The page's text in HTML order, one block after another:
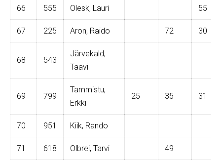
66 555 Olesk, Lauri 55
67 225 Aron, Raido 72 30
68 543
Järvekald,
Taavi
69 799
Tammistu,
Erkki
25 35 31
70 951 Kiik, Rando
71 618 Olbrei, Tarvi 49